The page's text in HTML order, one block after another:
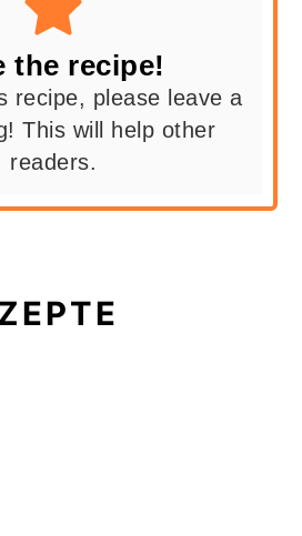
the recipe!
recipe, please leave a
This will help other
readers.